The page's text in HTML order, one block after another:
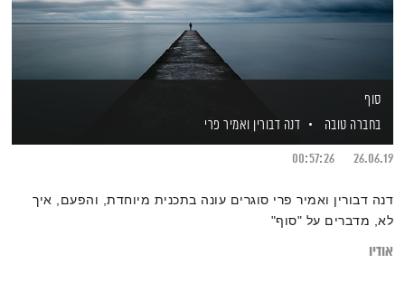
סוף
בחברה טובה
דנה דבורין ואמיר פרי
26.06.19
00:57:26
דנה דבורין ואמיר פרי סוגרים עונה בתכנית מיוחדת, והפעם, איך
לא, מדברים על "סוף"
אודיו